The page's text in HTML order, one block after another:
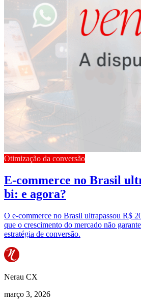
Otimização da conversão
E-commerce no Brasil
bi: e agora?
O e-commerce no Brasil ultrapassou R$
que o crescimento do mercado não
estratégia de conversão.
Nerau CX
março 3, 2026